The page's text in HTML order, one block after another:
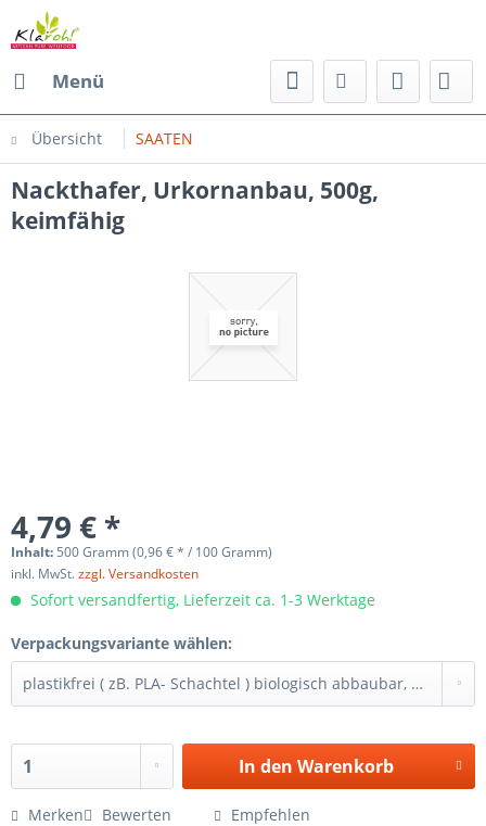
Menü
Übersicht SAATEN
Nackthafer, Urkornanbau, 500g,
keimfähig
4,79 € *
Inhalt: 500 Gramm (0,96 € * / 100 Gramm)
inkl. MwSt.zzgl. Versandkosten
Sofort versandfertig, Lieferzeit ca. 1-3 Werktage
Verpackungsvariante wählen:
In den Warenkorb
Merken Bewerten Empfehlen